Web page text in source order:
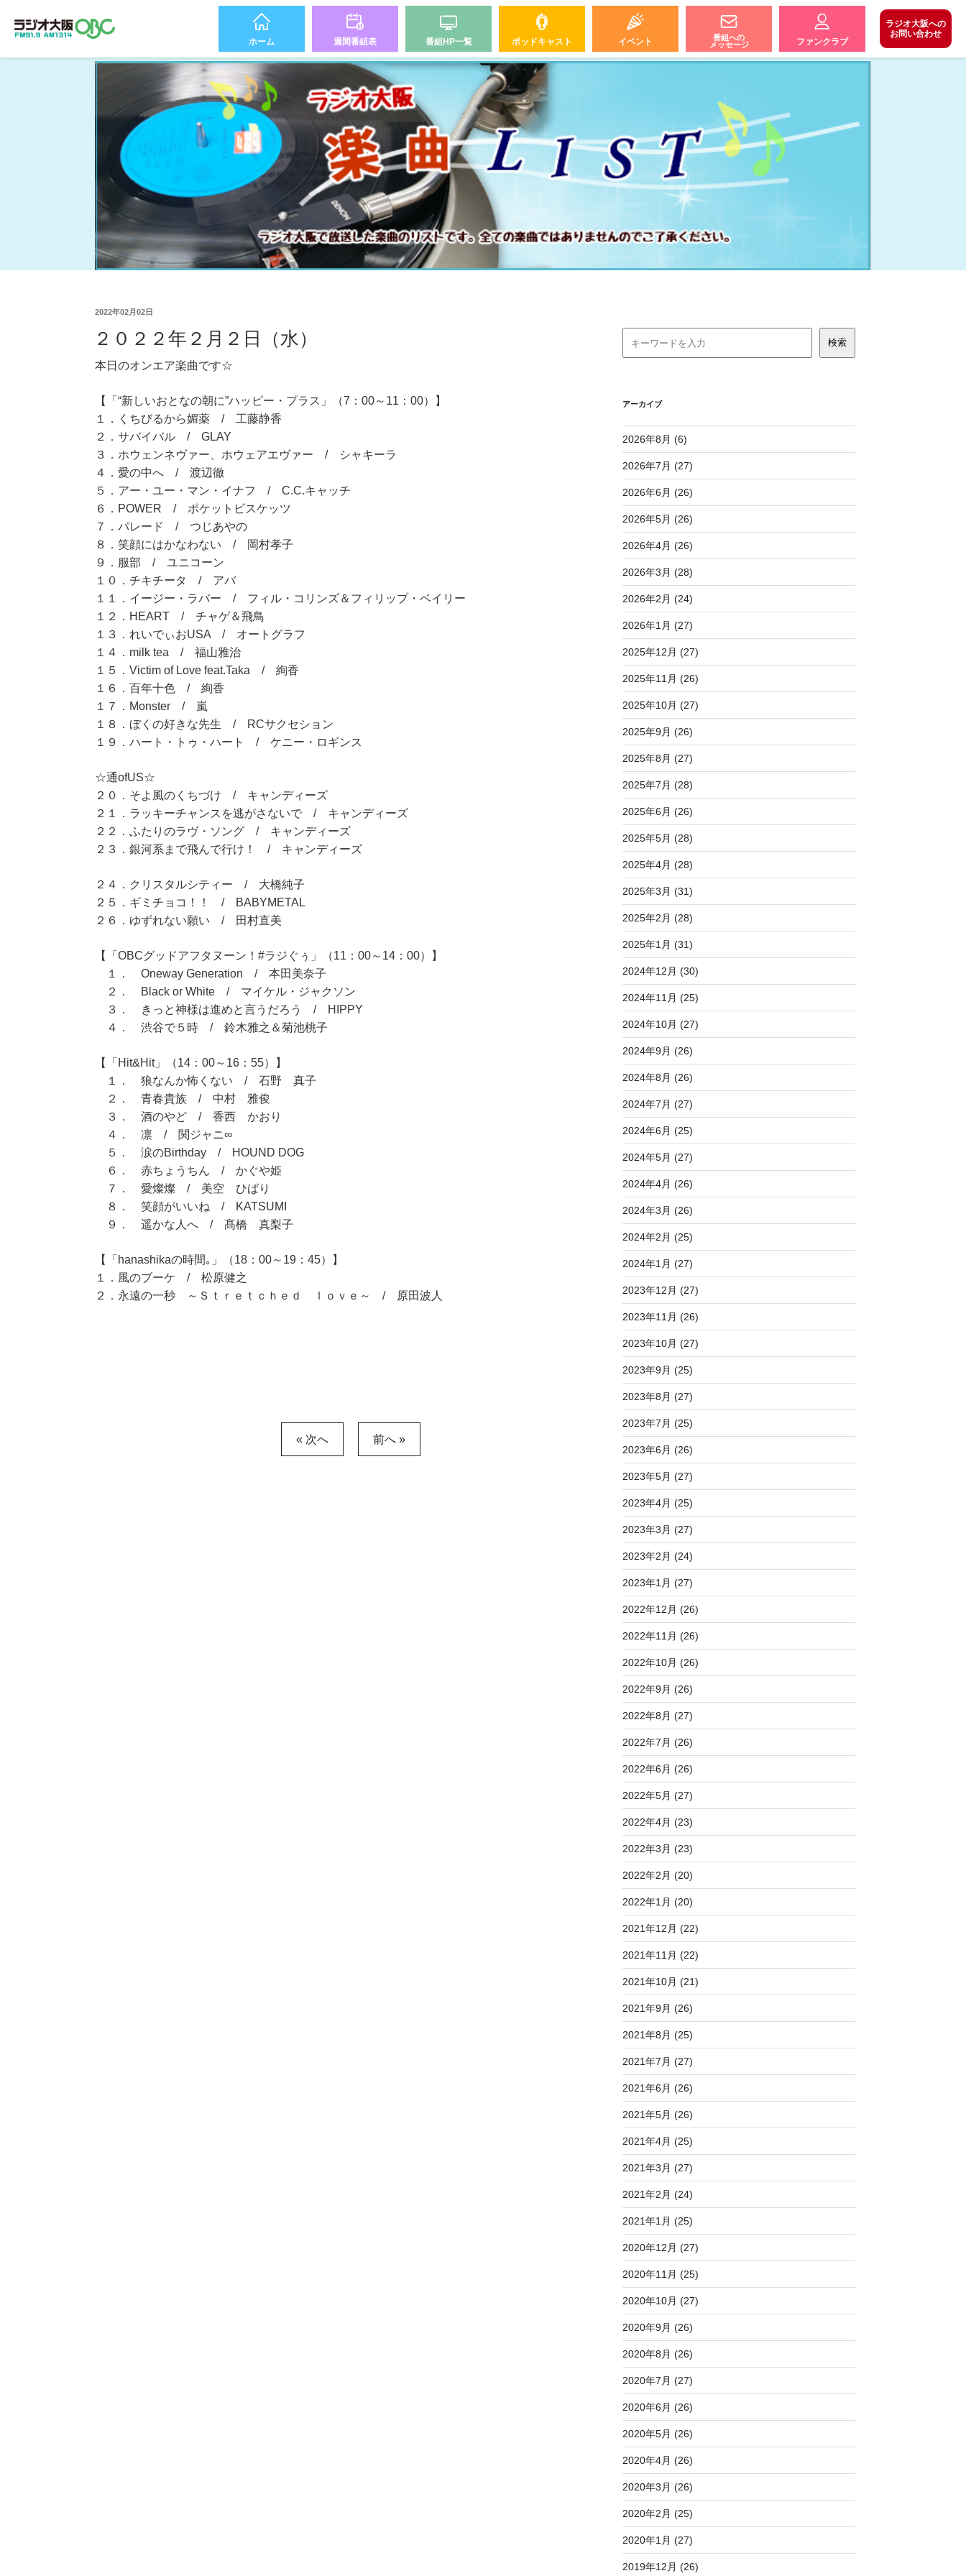
ホーム 週間番組表 番組HP一覧 ポッドキャスト イベント
番組への
メッセージ
ファンクラブ
ラジオ大阪への
お問い合わせ
2022年02月02日
２０２２年２月２日（水）
本日のオンエア楽曲です☆
【「“新しいおとなの朝に”ハッピー・プラス」（7：00～11：00）】
１．くちびるから媚薬 / 工藤静香
２．サバイバル / GLAY
３．ホウェンネヴァー、ホウェアエヴァー / シャキーラ
４．愛の中へ / 渡辺徹
５．アー・ユー・マン・イナフ / C.C.キャッチ
６．POWER / ポケットビスケッツ
７．パレード / つじあやの
８．笑顔にはかなわない / 岡村孝子
９．服部 / ユニコーン
１０．チキチータ / アバ
１１．イージー・ラバー / フィル・コリンズ＆フィリップ・ベイリー
１２．HEART / チャゲ＆飛鳥
１３．れいでぃおUSA / オートグラフ
１４．milk tea / 福山雅治
１５．Victim of Love feat.Taka / 絢香
１６．百年十色 / 絢香
１７．Monster / 嵐
１８．ぼくの好きな先生 / RCサクセション
１９．ハート・トゥ・ハート / ケニー・ロギンス
☆通ofUS☆
２０．そよ風のくちづけ / キャンディーズ
２１．ラッキーチャンスを逃がさないで / キャンディーズ
２２．ふたりのラヴ・ソング / キャンディーズ
２３．銀河系まで飛んで行け！ / キャンディーズ
２４．クリスタルシティー / 大橋純子
２５．ギミチョコ！！ / BABYMETAL
２６．ゆずれない願い / 田村直美
【「OBCグッドアフタヌーン！#ラジぐぅ」（11：00～14：00）】
１． Oneway Generation / 本田美奈子
２． Black or White / マイケル・ジャクソン
３． きっと神様は進めと言うだろう / HIPPY
４． 渋谷で５時 / 鈴木雅之＆菊池桃子
【「Hit&Hit」（14：00～16：55）】
１． 狼なんか怖くない / 石野 真子
２． 青春貴族 / 中村 雅俊
３． 酒のやど / 香西 かおり
４． 凛 / 関ジャニ∞
５． 涙のBirthday / HOUND DOG
６． 赤ちょうちん / かぐや姫
７． 愛燦燦 / 美空 ひばり
８． 笑顔がいいね / KATSUMI
９． 遥かな人へ / 髙橋 真梨子
【「hanashikaの時間｡」（18：00～19：45）】
１．風のブーケ / 松原健之
２．永遠の一秒 ～Ｓｔｒｅｔｃｈｅｄ ｌｏｖｅ～ / 原田波人
« 次へ 前へ »
アーカイブ
2026年8月 (6)
2026年7月 (27)
2026年6月 (26)
2026年5月 (26)
2026年4月 (26)
2026年3月 (28)
2026年2月 (24)
2026年1月 (27)
2025年12月 (27)
2025年11月 (26)
2025年10月 (27)
2025年9月 (26)
2025年8月 (27)
2025年7月 (28)
2025年6月 (26)
2025年5月 (28)
2025年4月 (28)
2025年3月 (31)
2025年2月 (28)
2025年1月 (31)
2024年12月 (30)
2024年11月 (25)
2024年10月 (27)
2024年9月 (26)
2024年8月 (26)
2024年7月 (27)
2024年6月 (25)
2024年5月 (27)
2024年4月 (26)
2024年3月 (26)
2024年2月 (25)
2024年1月 (27)
2023年12月 (27)
2023年11月 (26)
2023年10月 (27)
2023年9月 (25)
2023年8月 (27)
2023年7月 (25)
2023年6月 (26)
2023年5月 (27)
2023年4月 (25)
2023年3月 (27)
2023年2月 (24)
2023年1月 (27)
2022年12月 (26)
2022年11月 (26)
2022年10月 (26)
2022年9月 (26)
2022年8月 (27)
2022年7月 (26)
2022年6月 (26)
2022年5月 (27)
2022年4月 (23)
2022年3月 (23)
2022年2月 (20)
2022年1月 (20)
2021年12月 (22)
2021年11月 (22)
2021年10月 (21)
2021年9月 (26)
2021年8月 (25)
2021年7月 (27)
2021年6月 (26)
2021年5月 (26)
2021年4月 (25)
2021年3月 (27)
2021年2月 (24)
2021年1月 (25)
2020年12月 (27)
2020年11月 (25)
2020年10月 (27)
2020年9月 (26)
2020年8月 (26)
2020年7月 (27)
2020年6月 (26)
2020年5月 (26)
2020年4月 (26)
2020年3月 (26)
2020年2月 (25)
2020年1月 (27)
2019年12月 (26)